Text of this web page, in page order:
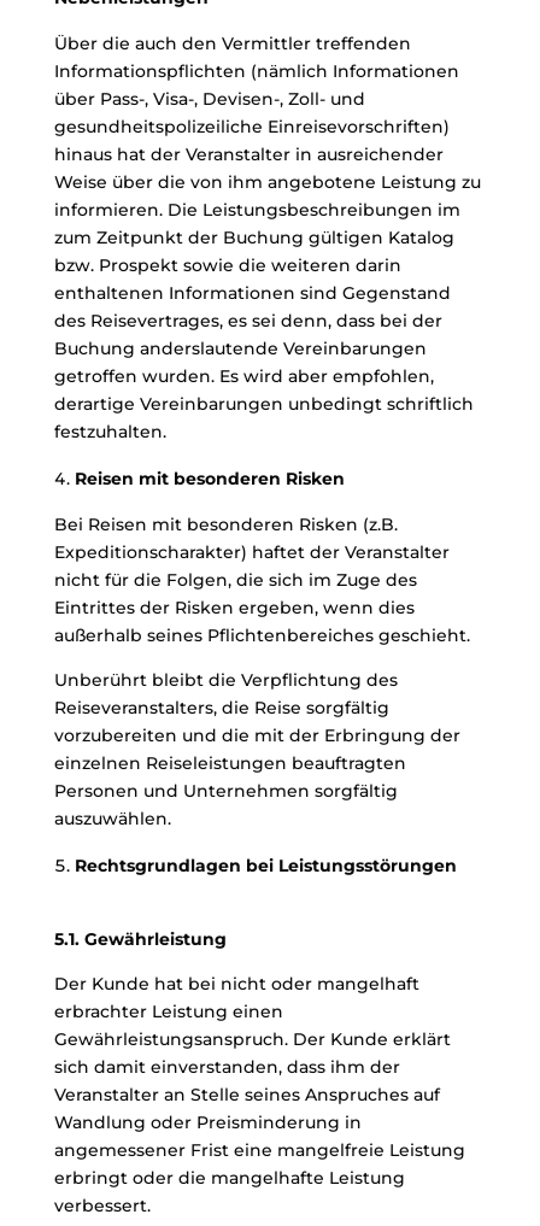
Über die auch den Vermittler treffenden
Informationspflichten (nämlich Informationen
über Pass-, Visa-, Devisen-, Zoll- und
gesundheitspolizeiliche Einreisevorschriften)
hinaus hat der Veranstalter in ausreichender
Weise über die von ihm angebotene Leistung zu
informieren. Die Leistungsbeschreibungen im
zum Zeitpunkt der Buchung gültigen Katalog
bzw. Prospekt sowie die weiteren darin
enthaltenen Informationen sind Gegenstand
des Reisevertrages, es sei denn, dass bei der
Buchung anderslautende Vereinbarungen
getroffen wurden. Es wird aber empfohlen,
derartige Vereinbarungen unbedingt schriftlich
festzuhalten.
Reisen mit besonderen Risken
Bei Reisen mit besonderen Risken (z.B.
Expeditionscharakter) haftet der Veranstalter
nicht für die Folgen, die sich im Zuge des
Eintrittes der Risken ergeben, wenn dies
außerhalb seines Pflichtenbereiches geschieht.
Unberührt bleibt die Verpflichtung des
Reiseveranstalters, die Reise sorgfältig
vorzubereiten und die mit der Erbringung der
einzelnen Reiseleistungen beauftragten
Personen und Unternehmen sorgfältig
auszuwählen.
Rechtsgrundlagen bei Leistungsstörungen
5.1. Gewährleistung
Der Kunde hat bei nicht oder mangelhaft
erbrachter Leistung einen
Gewährleistungsanspruch. Der Kunde erklärt
sich damit einverstanden, dass ihm der
Veranstalter an Stelle seines Anspruches auf
Wandlung oder Preisminderung in
angemessener Frist eine mangelfreie Leistung
erbringt oder die mangelhafte Leistung
verbessert.